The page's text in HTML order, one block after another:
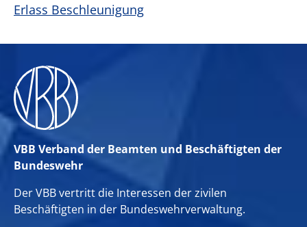
Erlass Beschleunigung
VBB Verband der Beamten und Beschäftigten der
Bundeswehr
Der VBB vertritt die Interessen der zivilen
Beschäftigten in der Bundeswehrverwaltung.